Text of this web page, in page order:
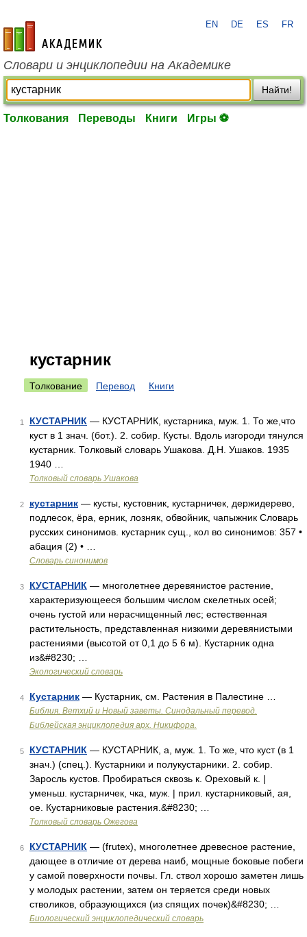
academic.ru
EN DE ES FR
Словари и энциклопедии на Академике
Найти!
Толкования Переводы Книги Игры ⚽
кустарник
Толкование Перевод Книги
1 КУСТАРНИК — КУСТАРНИК, кустарника, муж. 1. То же,что
куст в 1 знач. (бот.). 2. собир. Кусты. Вдоль изгороди тянулся
кустарник. Толковый словарь Ушакова. Д.Н. Ушаков. 1935
1940 …
Толковый словарь Ушакова
2 кустарник — кусты, кустовник, кустарничек, держидерево,
подлесок, ёра, ерник, лозняк, обвойник, чапыжник Словарь
русских синонимов. кустарник сущ., кол во синонимов: 357 •
абация (2) • …
Словарь синонимов
3 КУСТАРНИК — многолетнее деревянистое растение,
характеризующееся большим числом скелетных осей;
очень густой или нерасчищенный лес; естественная
растительность, представленная низкими деревянистыми
растениями (высотой от 0,1 до 5 6 м). Кустарник одна
из&#8230; …
Экологический словарь
4 Кустарник — Кустарник, см. Растения в Палестине …
Библия. Ветхий и Новый заветы. Синодальный перевод.
Библейская энциклопедия арх. Никифора.
5 КУСТАРНИК — КУСТАРНИК, а, муж. 1. То же, что куст (в 1
знач.) (спец.). Кустарники и полукустарники. 2. собир.
Заросль кустов. Пробираться сквозь к. Ореховый к. |
уменьш. кустарничек, чка, муж. | прил. кустарниковый, ая,
ое. Кустарниковые растения.&#8230; …
Толковый словарь Ожегова
6 КУСТАРНИК — (frutex), многолетнее древесное растение,
дающее в отличие от дерева наиб, мощные боковые побеги
у самой поверхности почвы. Гл. ствол хорошо заметен лишь
у молодых растении, затем он теряется среди новых
стволиков, образующихся (из спящих почек)&#8230; …
Биологический энциклопедический словарь